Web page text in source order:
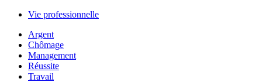
Vie professionnelle
Argent
Chômage
Management
Réussite
Travail